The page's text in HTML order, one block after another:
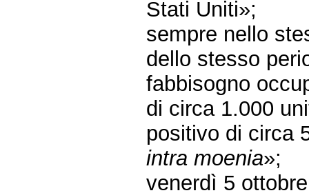
Stati Uniti»;
sempre nello
dello stesso
fabbisogno
di circa 1.000
positivo di circa
intra moenia»;
venerdì 5